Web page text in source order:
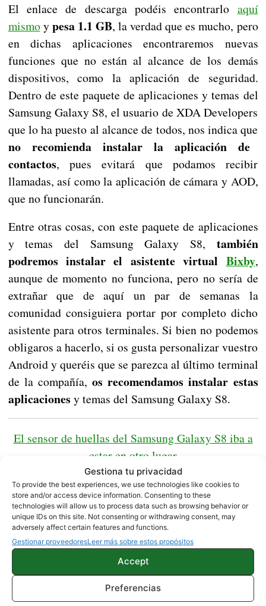
Gestiona tu privacidad
To provide the best experiences, we use technologies like cookies to
store and/or access device information. Consenting to these
technologies will allow us to process data such as browsing behavior or
unique IDs on this site. Not consenting or withdrawing consent, may
adversely affect certain features and functions.
Gestionar proveedoresLeer más sobre estos propósitos
Accept
Preferencias
El enlace de descarga podéis encontrarlo aquí
mismoypesa 1.1 GB, la verdad que es mucho, pero
en dichas aplicaciones encontraremos nuevas
funciones que no están al alcance de los demás
dispositivos, como la aplicación de seguridad.
Dentro de este paquete de aplicaciones y temas del
Samsung Galaxy S8, el usuario de XDA Developers
que lo ha puesto al alcance de todos, nos indica que
no recomienda instalar la aplicación de
contactos, pues evitará que podamos recibir
llamadas, así como la aplicación de cámara y AOD,
que no funcionarán.
Entre otras cosas, con este paquete de aplicaciones
y temas del Samsung Galaxy S8, también
podremos instalar el asistente virtual Bixby,
aunque de momento no funciona, pero no sería de
extrañar que de aquí un par de semanas la
comunidad consiguiera portar por completo dicho
asistente para otros terminales. Si bien no podemos
obligaros a hacerlo, si os gusta personalizar vuestro
Android y queréis que se parezca al último terminal
de la compañía, os recomendamos instalar estas
aplicaciones y temas del Samsung Galaxy S8.
El sensor de huellas del Samsung Galaxy S8 iba a
estar en otro lugar
Vía|XDA Developers
ROOT SAMSUNG